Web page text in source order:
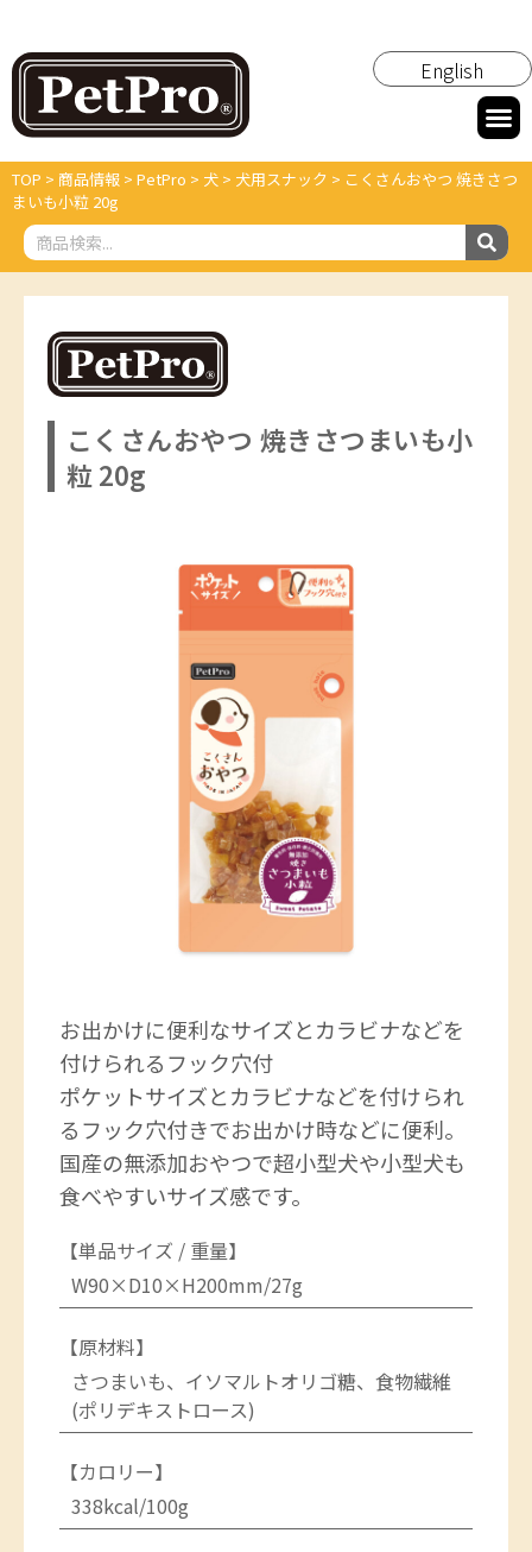
English
TOP > 商品情報 > PetPro > 犬 > 犬用スナック > こくさんおやつ 焼きさつ
まいも小粒 20g
こくさんおやつ 焼きさつまいも小
粒 20g
お出かけに便利なサイズとカラビナなどを
付けられるフック穴付
ポケットサイズとカラビナなどを付けられ
るフック穴付きでお出かけ時などに便利。
国産の無添加おやつで超小型犬や小型犬も
食べやすいサイズ感です。
【単品サイズ / 重量】
W90×D10×H200mm/27g
【原材料】
さつまいも、イソマルトオリゴ糖、食物繊維
(ポリデキストロース)
【カロリー】
338kcal/100g